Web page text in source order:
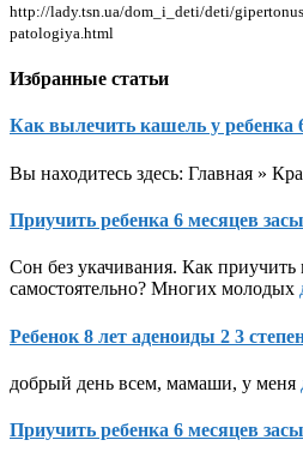
http://lady.tsn.ua/dom_i_deti/deti/
patologiya.html
Избранные статьи
Как вылечить кашель у ребенка
Вы находитесь здесь: Главная »
Приучить ребенка 6 месяцев
Сон без укачивания. Как
самостоятельно? Многих молодых
Ребенок 8 лет аденоиды 2 3
добрый день всем, мамаши, у меня
Приучить ребенка 6 месяцев